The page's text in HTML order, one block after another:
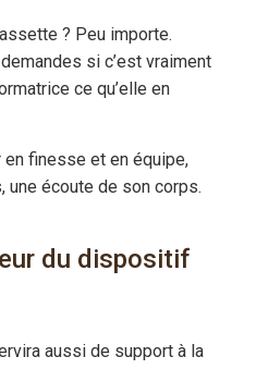
? Peu importe.
si c’est vraiment
ce qu’elle en
en finesse et en équipe,
écoute de son corps.
du dispositif
aussi de support à la